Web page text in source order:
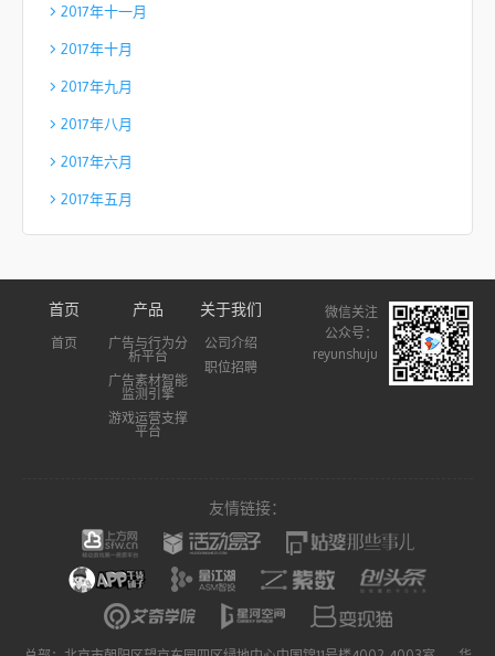
2017年十一月
2017年十月
2017年九月
2017年八月
2017年六月
2017年五月
首页
首页
产品
广告与行为分
析平台
广告素材智能
监测引擎
游戏运营支撑
平台
关于我们
公司介绍
职位招聘
微信关注
公众号：
reyunshuju
友情链接：